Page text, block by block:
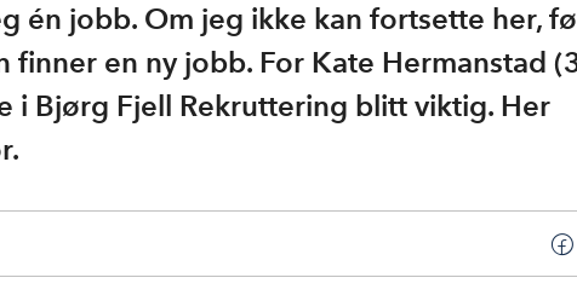
én jobb. Om jeg ikke kan fortsette her,
finner en ny jobb. For Kate Hermanstad
i Bjørg Fjell Rekruttering blitt viktig. Her
F